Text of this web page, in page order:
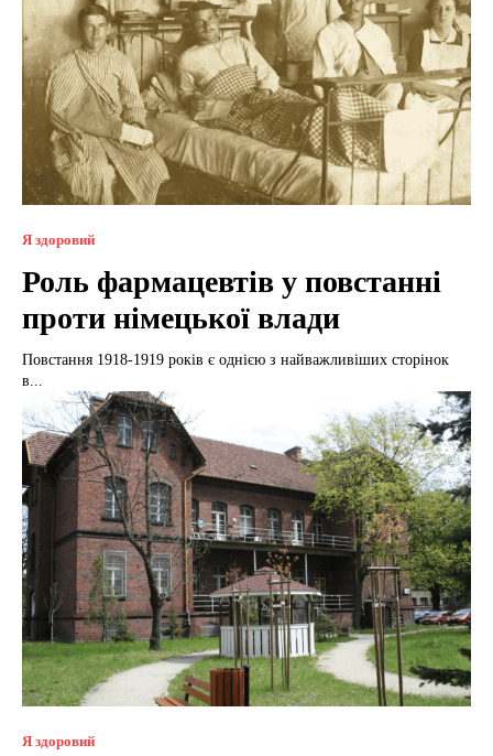
Я здоровий
Роль фармацевтів у повстанні
проти німецької влади
Повстання 1918-1919 років є однією з найважливіших сторінок
в...
Я здоровий